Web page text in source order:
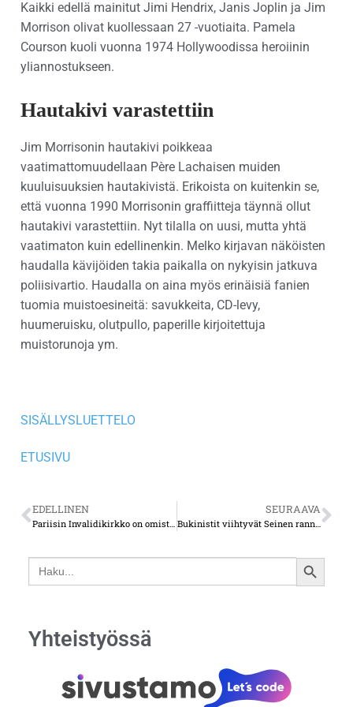
Kaikki edellä mainitut Jimi Hendrix, Janis Joplin ja Jim
Morrison olivat kuollessaan 27 -vuotiaita. Pamela
Courson kuoli vuonna 1974 Hollywoodissa heroiinin
yliannostukseen.
Hautakivi varastettiin
Jim Morrisonin hautakivi poikkeaa
vaatimattomuudellaan Père Lachaisen muiden
kuuluisuuksien hautakivistä. Erikoista on kuitenkin se,
että vuonna 1990 Morrisonin graffiitteja täynnä ollut
hautakivi varastettiin. Nyt tilalla on uusi, mutta yhtä
vaatimaton kuin edellinenkin. Melko kirjavan näköisten
haudalla kävijöiden takia paikalla on nykyisin jatkuva
poliisivartio. Haudalla on aina myös erinäisiä fanien
tuomia muistoesineitä: savukkeita, CD-levy,
huumeruisku, olutpullo, paperille kirjoitettuja
muistorunoja ym.
SISÄLLYSLUETTELO
ETUSIVU
EDELLINEN
Pariisin Invalidikirkko on omistettu Napoleon Bonapartelle
SEURAAVA
Bukinistit viihtyvät Seinen rannoilla
Search
for:
SEARCH
Yhteistyössä